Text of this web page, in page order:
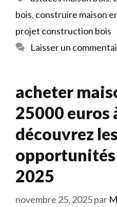
bois, construire maison
projet construction bois
Laisser un
acheter
25000 euros
découvrez les
opportunités
2025
novembre 25, 2025par